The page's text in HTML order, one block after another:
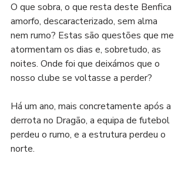
O que sobra, o que resta deste Benfica
amorfo, descaracterizado, sem alma
nem rumo? Estas são questões que me
atormentam os dias e, sobretudo, as
noites. Onde foi que deixámos que o
nosso clube se voltasse a perder?
Há um ano, mais concretamente após a
derrota no Dragão, a equipa de futebol
perdeu o rumo, e a estrutura perdeu o
norte.